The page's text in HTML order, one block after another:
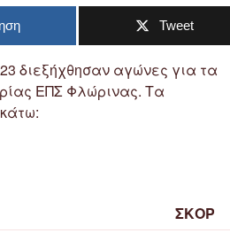
Tweet
διεξήχθησαν αγώνες για τα
ΕΠΣ Φλώρινας. Τα
ΣΚΟΡ